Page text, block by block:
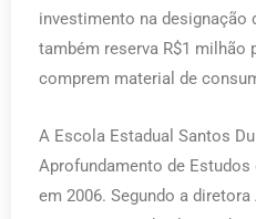
investimento na designação
também reserva R$1 milhão
comprem material de
A Escola Estadual Santos
Aprofundamento de
em 2006. Segundo a